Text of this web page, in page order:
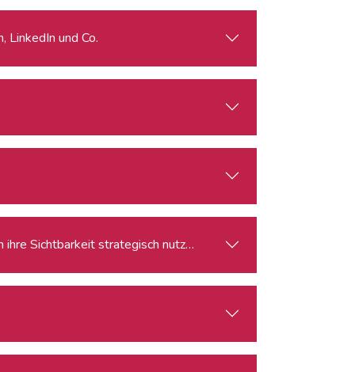
LinkedIn und Co.
Sichtbarkeit strategisch nutzen